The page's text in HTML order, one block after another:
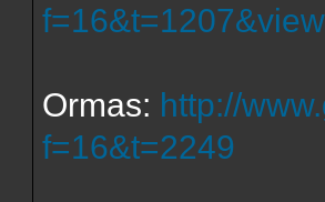
Ormas: http://
f=16&t=2249